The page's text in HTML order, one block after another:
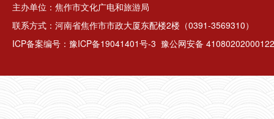
主办单位：焦作市文化广电和旅游局
联系方式：河南省焦作市市政大厦东配楼2楼（0391-3569310）
ICP备案编号： 豫ICP备19041401号-3 豫公网安备